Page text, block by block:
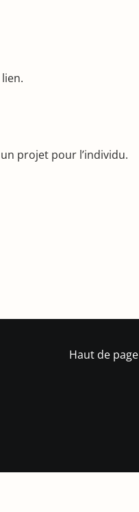
projet pour l’individu.
Haut de page